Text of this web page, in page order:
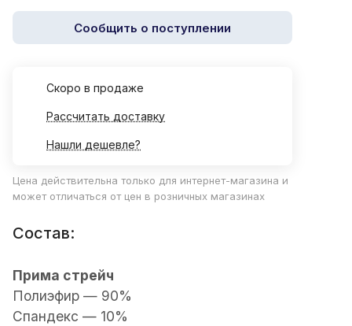
Сообщить о поступлении
Cкоро в продаже
Рассчитать доставку
Нашли дешевле?
Цена действительна только для интернет-магазина и
может отличаться от цен в розничных магазинах
Состав:
Прима стрейч
Полиэфир — 90%
Спандекс — 10%